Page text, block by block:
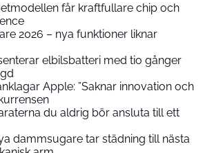
får kraftfullare chip och
2026 – nya funktioner liknar
elbilsbatteri med tio gånger
Apple: ”Saknar innovation och
du aldrig bör ansluta till ett
dammsugare tar städning till nästa